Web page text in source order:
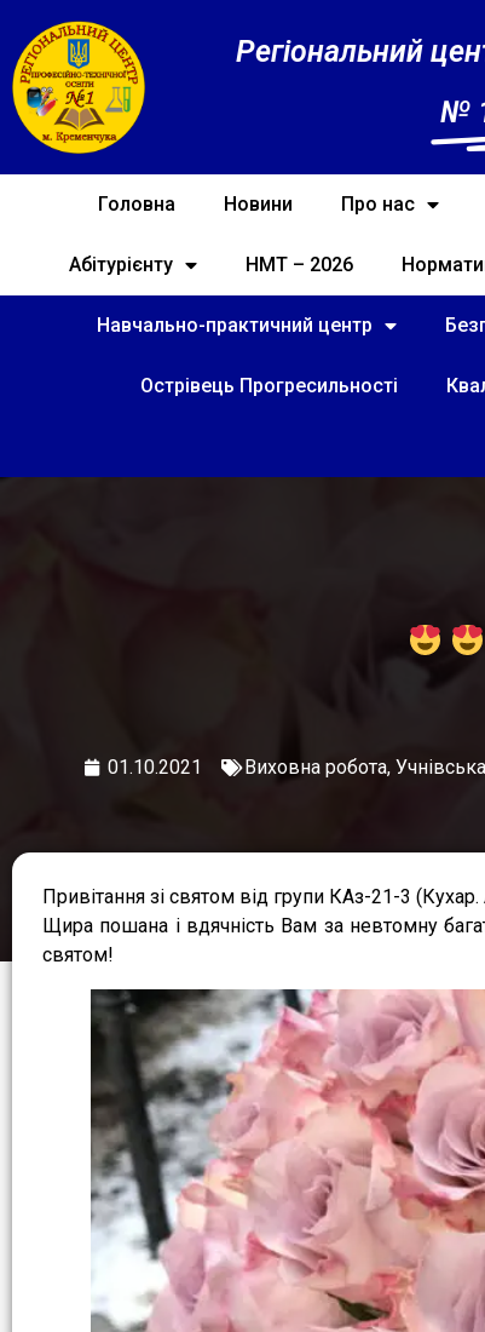
Регіональний
№
Головна Новини Про нас
Абітурієнту НМТ – 2026
Навчально-практичний центр
Острівець Прогресильності
01.10.2021 Виховна робота,
Привітання зі святом від групи КАз-21-3
Щира пошана і вдячність Вам за невтомну
святом!